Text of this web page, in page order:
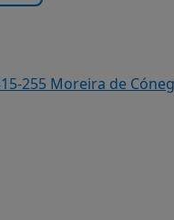
255 Moreira de